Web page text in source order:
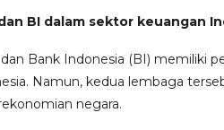
BI dalam sektor keuangan
Bank Indonesia (BI) memiliki
Namun, kedua lembaga
negara.